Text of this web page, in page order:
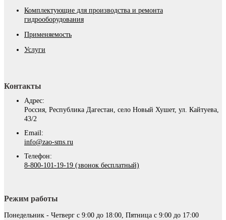
Комплектующие для производства и ремонта
гидрооборудования
Применяемость
Услуги
Контакты
Адрес:
Россия, Республика Дагестан, село Новый Хушет, ул. Кайтуева,
43/2
Email:
info@zao-sms.ru
Телефон:
8-800-101-19-19 (звонок бесплатный)
Режим работы
Понедельник - Четверг с 9:00 до 18:00, Пятница с 9:00 до 17:00